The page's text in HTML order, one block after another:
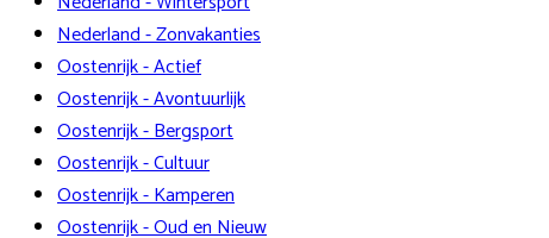
Nederland - Zonvakanties
Oostenrijk - Actief
Oostenrijk - Avontuurlijk
Oostenrijk - Bergsport
Oostenrijk - Cultuur
Oostenrijk - Kamperen
Oostenrijk - Oud en Nieuw